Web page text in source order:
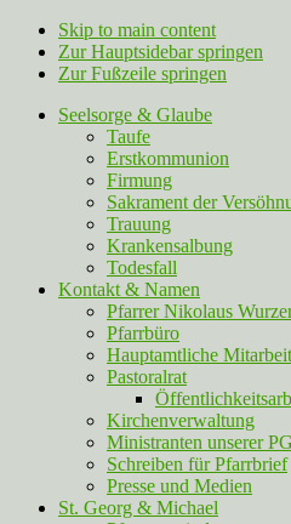
Skip to main content
Zur Hauptsidebar springen
Zur Fußzeile springen
Seelsorge & Glaube
Taufe
Erstkommunion
Firmung
Sakrament der
Trauung
Krankensalbung
Todesfall
Kontakt & Namen
Pfarrer Nikolaus
Pfarrbüro
Hauptamtliche
Pastoralrat
Kirchenverwaltung
Ministranten unserer PG
Schreiben für Pfarrbrief
Presse und Medien
St. Georg & Michael